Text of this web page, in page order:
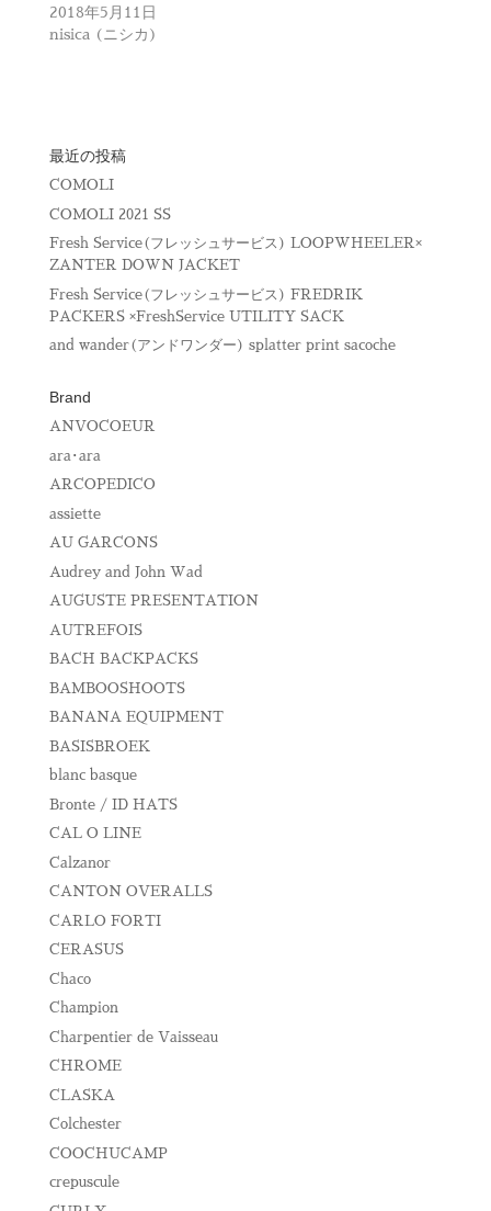
ン
ド
ウ
だ
さ
い
き
す
)
2018年5月11日
nisica (ニシカ)
最近の投稿
COMOLI
COMOLI 2021 SS
Fresh Service(フレッシュサービス) LOOPWHEELER×
ZANTER DOWN JACKET
Fresh Service(フレッシュサービス) FREDRIK
PACKERS ×FreshService UTILITY SACK
and wander(アンドワンダー) splatter print sacoche
Brand
ANVOCOEUR
ara･ara
ARCOPEDICO
assiette
AU GARCONS
Audrey and John Wad
AUGUSTE PRESENTATION
AUTREFOIS
BACH BACKPACKS
BAMBOOSHOOTS
BANANA EQUIPMENT
BASISBROEK
blanc basque
Bronte / ID HATS
CAL O LINE
Calzanor
CANTON OVERALLS
CARLO FORTI
CERASUS
Chaco
Champion
Charpentier de Vaisseau
CHROME
CLASKA
Colchester
COOCHUCAMP
crepuscule